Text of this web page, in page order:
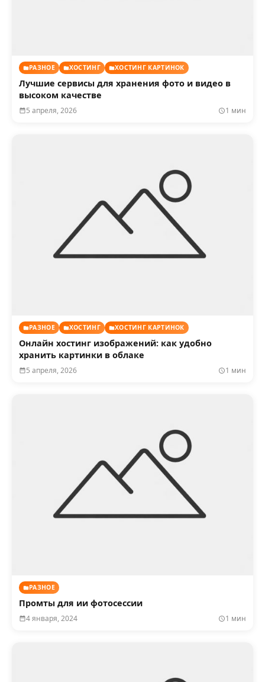
РАЗНОЕ ХОСТИНГ ХОСТИНГ КАРТИНОК
Лучшие сервисы для хранения фото и видео в
высоком качестве
5 апреля, 2026 1 мин
РАЗНОЕ ХОСТИНГ ХОСТИНГ КАРТИНОК
Онлайн хостинг изображений: как удобно
хранить картинки в облаке
5 апреля, 2026 1 мин
РАЗНОЕ
Промты для ии фотосессии
4 января, 2024 1 мин